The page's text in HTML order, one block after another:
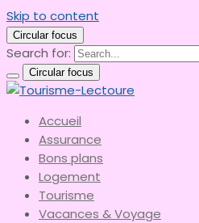
Skip to content
Circular focus
Search for:
Circular focus
Tourisme-Lectoure
le meilleur du tourisme
Accueil
Assurance
Bons plans
Logement
Tourisme
Vacances & Voyage